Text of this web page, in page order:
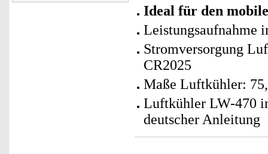
Ideal für den
Leistungsaufnahme
Stromversorgung
CR2025
Maße Luftkühler:
Luftkühler LW-470
deutscher Anleitung